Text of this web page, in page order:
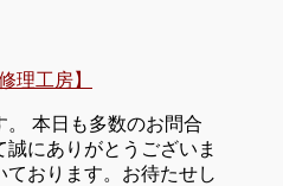
理工房】
本日も多数のお問合
にありがとうございま
おります。お待たせし